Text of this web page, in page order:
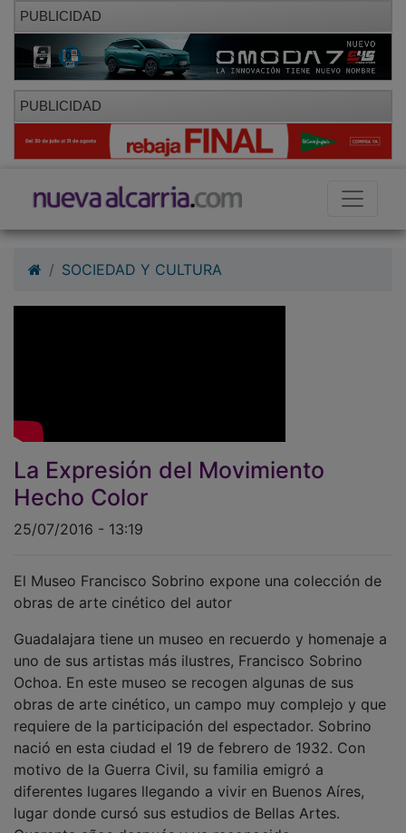
PUBLICIDAD
PUBLICIDAD
La Expresión del Movimiento
Hecho Color
obras de arte cinético del autor
uno de sus artistas más ilustres, Francisco Sobrino
Ochoa. En este museo se recogen algunas de sus
obras de arte cinético, un campo muy complejo y que
requiere de la participación del espectador. Sobrino
nació en esta ciudad el 19 de febrero de 1932. Con
motivo de la Guerra Civil, su familia emigró a
diferentes lugares llegando a vivir en Buenos Aíres,
lugar donde cursó sus estudios de Bellas Artes.
Cuarenta años después y ya reconocido